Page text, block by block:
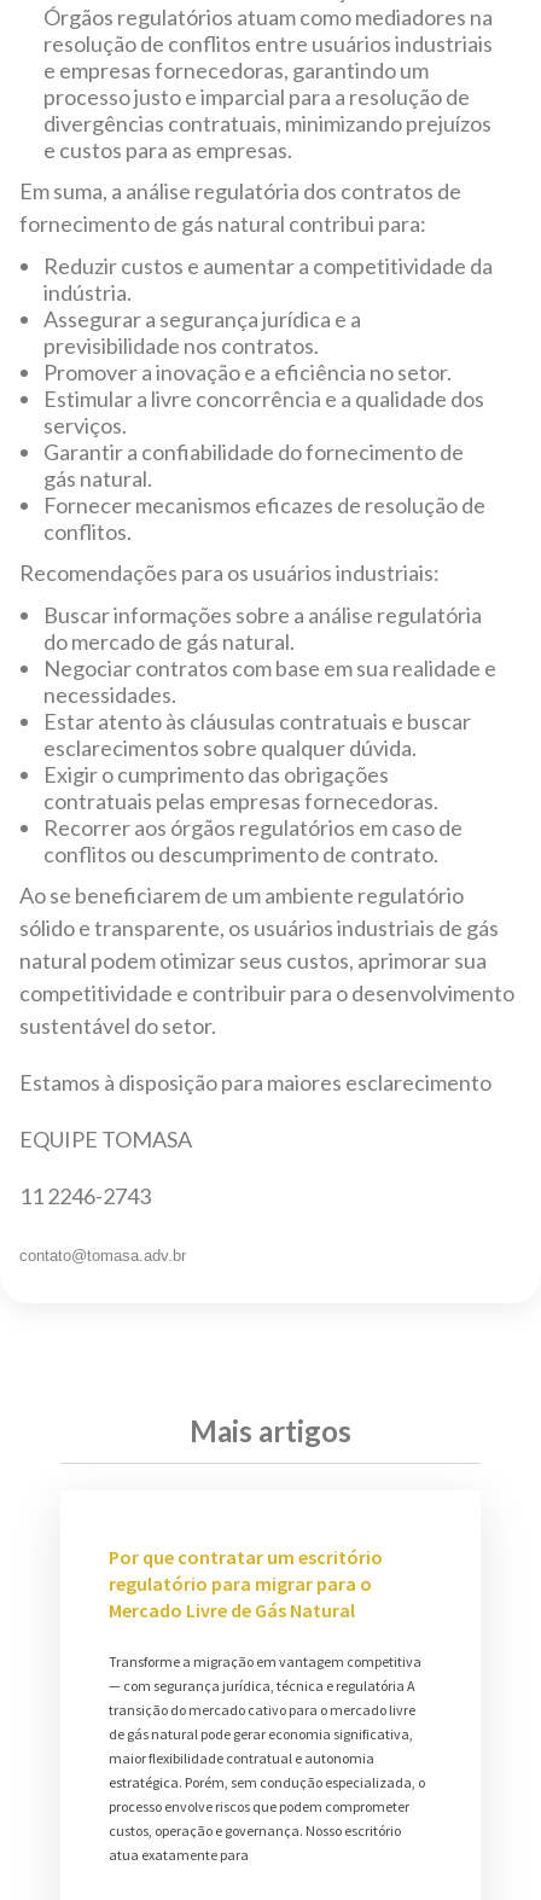
Órgãos regulatórios atuam como mediadores na
resolução de conflitos entre usuários industriais
e empresas fornecedoras, garantindo um
processo justo e imparcial para a resolução de
divergências contratuais, minimizando prejuízos
e custos para as empresas.
Em suma, a análise regulatória dos contratos de
fornecimento de gás natural contribui para:
Reduzir custos e aumentar a competitividade da
indústria.
Assegurar a segurança jurídica e a
previsibilidade nos contratos.
Promover a inovação e a eficiência no setor.
Estimular a livre concorrência e a qualidade dos
serviços.
Garantir a confiabilidade do fornecimento de
gás natural.
Fornecer mecanismos eficazes de resolução de
conflitos.
Recomendações para os usuários industriais:
Buscar informações sobre a análise regulatória
do mercado de gás natural.
Negociar contratos com base em sua realidade e
necessidades.
Estar atento às cláusulas contratuais e buscar
esclarecimentos sobre qualquer dúvida.
Exigir o cumprimento das obrigações
contratuais pelas empresas fornecedoras.
Recorrer aos órgãos regulatórios em caso de
conflitos ou descumprimento de contrato.
Ao se beneficiarem de um ambiente regulatório
sólido e transparente, os usuários industriais de gás
natural podem otimizar seus custos, aprimorar sua
competitividade e contribuir para o desenvolvimento
sustentável do setor.
Estamos à disposição para maiores esclarecimento
EQUIPE TOMASA
11 2246-2743
contato@tomasa.adv.br
Mais artigos
Por que contratar um escritório
regulatório para migrar para o
Mercado Livre de Gás Natural
Transforme a migração em vantagem competitiva
— com segurança jurídica, técnica e regulatória A
transição do mercado cativo para o mercado livre
de gás natural pode gerar economia significativa,
maior flexibilidade contratual e autonomia
estratégica. Porém, sem condução especializada, o
processo envolve riscos que podem comprometer
custos, operação e governança. Nosso escritório
atua exatamente para